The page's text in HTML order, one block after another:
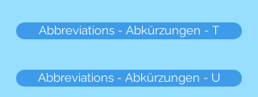
Abbreviations - Abkürzungen - T
Abbreviations - Abkürzungen - U